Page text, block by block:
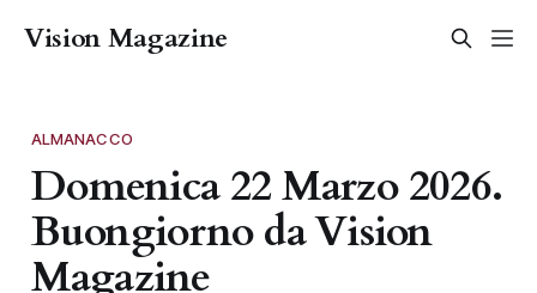
Vision Magazine
ALMANACCO
Domenica 22 Marzo 2026.
Buongiorno da Vision
Magazine